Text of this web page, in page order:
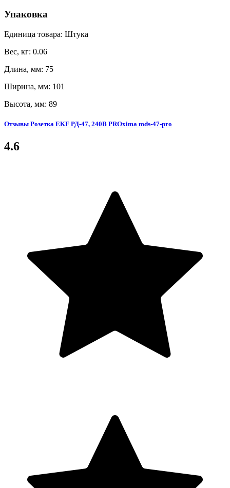
Упаковка
Единица товара: Штука
Вес, кг: 0.06
Длина, мм: 75
Ширина, мм: 101
Высота, мм: 89
Отзывы Розетка EKF РД-47, 240В PROxima mds-47-pro
4.6